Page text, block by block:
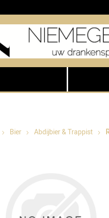
Bier Abdijbier & Trappist